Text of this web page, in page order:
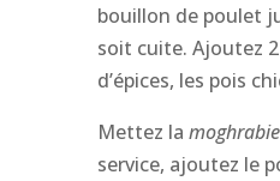
bouillon de poulet
soit cuite. Ajoutez
d’épices, les pois
Mettez la
service, ajoutez le